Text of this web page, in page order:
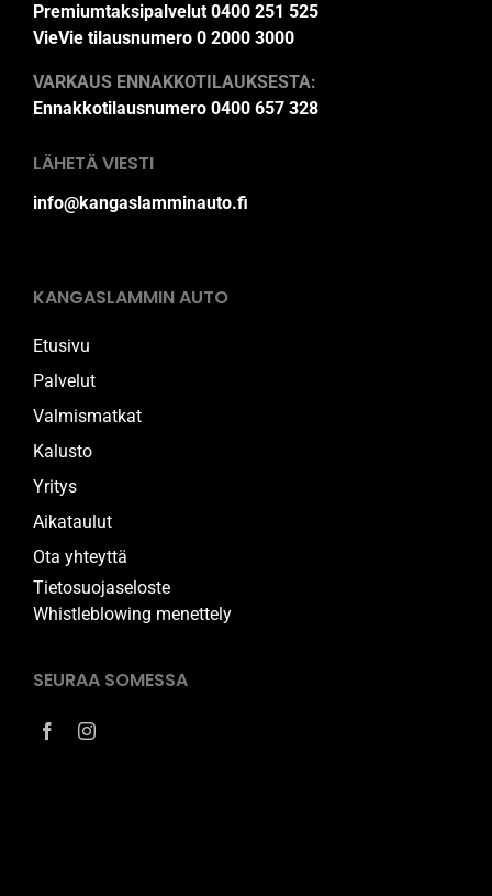
Premiumtaksipalvelut 0400 251 525
VieVie tilausnumero 0 2000 3000
VARKAUS ENNAKKOTILAUKSESTA:
Ennakkotilausnumero 0400 657 328
LÄHETÄ VIESTI
info@kangaslamminauto.fi
KANGASLAMMIN AUTO
Etusivu
Palvelut
Valmismatkat
Kalusto
Yritys
Aikataulut
Ota yhteyttä
Tietosuojaseloste
Whistleblowing menettely
SEURAA SOMESSA